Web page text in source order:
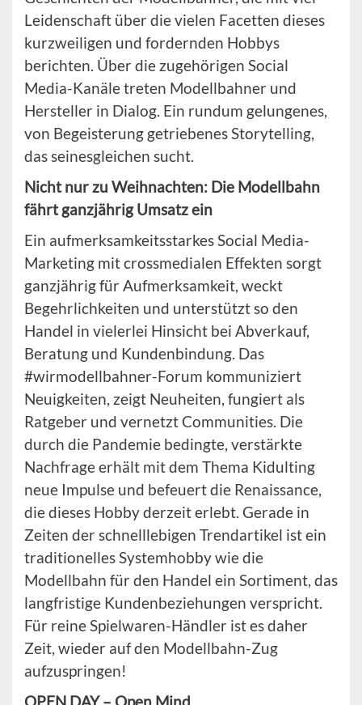
Leidenschaft über die vielen Facetten dieses
kurzweiligen und fordernden Hobbys
berichten. Über die zugehörigen Social
Media-Kanäle treten Modellbahner und
Hersteller in Dialog. Ein rundum gelungenes,
von Begeisterung getriebenes Storytelling,
das seinesgleichen sucht.
Nicht nur zu Weihnachten: Die Modellbahn
fährt ganzjährig Umsatz ein
Ein aufmerksamkeitsstarkes Social Media-
Marketing mit crossmedialen Effekten sorgt
ganzjährig für Aufmerksamkeit, weckt
Begehrlichkeiten und unterstützt so den
Handel in vielerlei Hinsicht bei Abverkauf,
Beratung und Kundenbindung. Das
#wirmodellbahner-Forum kommuniziert
Neuigkeiten, zeigt Neuheiten, fungiert als
Ratgeber und vernetzt Communities. Die
durch die Pandemie bedingte, verstärkte
Nachfrage erhält mit dem Thema Kidulting
neue Impulse und befeuert die Renaissance,
die dieses Hobby derzeit erlebt. Gerade in
Zeiten der schnelllebigen Trendartikel ist ein
traditionelles Systemhobby wie die
Modellbahn für den Handel ein Sortiment, das
langfristige Kundenbeziehungen verspricht.
Für reine Spielwaren-Händler ist es daher
Zeit, wieder auf den Modellbahn-Zug
aufzuspringen!
OPEN DAY – Open Mind